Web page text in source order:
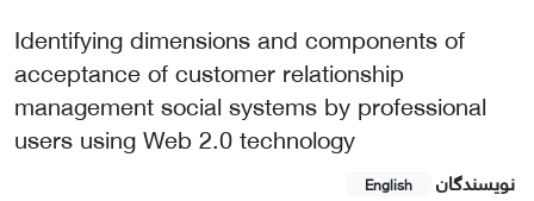
Identifying dimensions and components of
acceptance of customer relationship
management social systems by professional
users using Web 2.0 technology
نویسندگان English